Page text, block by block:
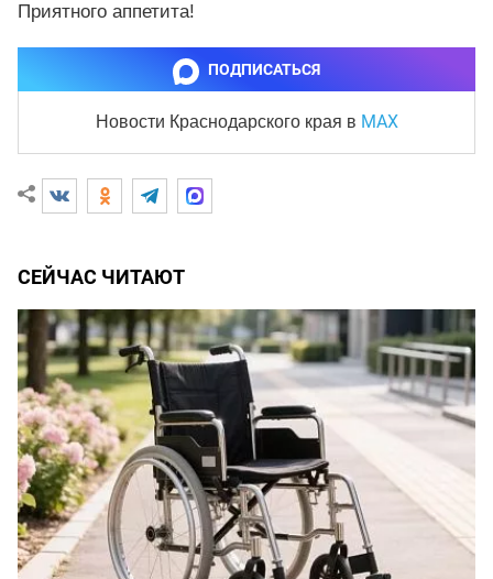
Приятного аппетита!
ПОДПИСАТЬСЯ
Новости Краснодарского края в MAX
СЕЙЧАС ЧИТАЮТ